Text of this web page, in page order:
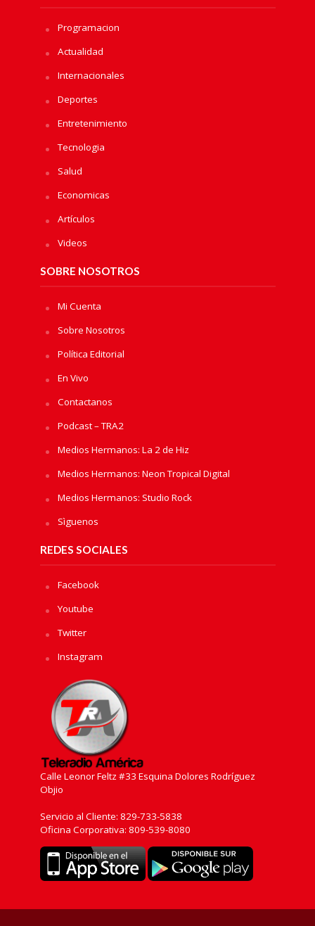
Programacion
Actualidad
Internacionales
Deportes
Entretenimiento
Tecnologia
Salud
Economicas
Artículos
Videos
SOBRE NOSOTROS
Mi Cuenta
Sobre Nosotros
Política Editorial
En Vivo
Contactanos
Podcast – TRA2
Medios Hermanos: La 2 de Hiz
Medios Hermanos: Neon Tropical Digital
Medios Hermanos: Studio Rock
Sìguenos
REDES SOCIALES
Facebook
Youtube
Twitter
Instagram
Calle Leonor Feltz #33 Esquina Dolores Rodríguez
Objio
Servicio al Cliente: 829-733-5838
Oficina Corporativa: 809-539-8080